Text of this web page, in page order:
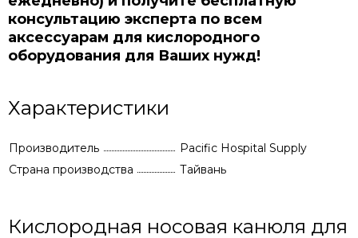
консультацию эксперта по всем
аксессуарам для кислородного
оборудования для Ваших нужд!
Характеристики
Производитель
Pacific Hospital Supply
Страна производства
Тайвань
Кислородная носовая канюля для